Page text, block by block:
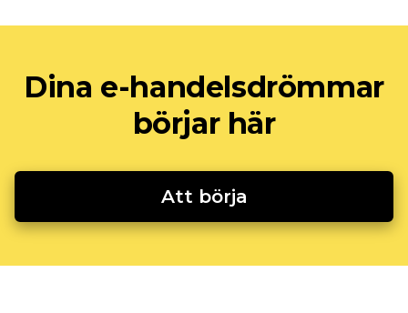
Dina e-handelsdrömmar
börjar här
Att börja